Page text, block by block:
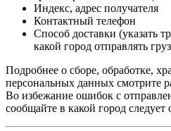
Индекс, адрес получателя
Контактный телефон
Способ доставки (указать
какой город отправлять
Подробнее о сборе, обработке,
персональных данных смотрите
Во избежание ошибок с
сообщайте в какой город следует